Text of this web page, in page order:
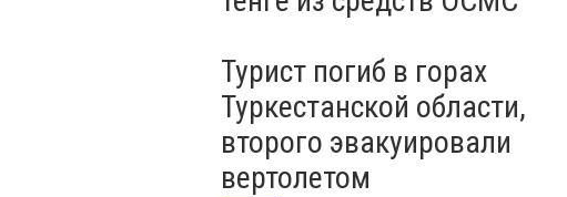
Турист погиб в горах
Туркестанской области,
второго эвакуировали
вертолетом